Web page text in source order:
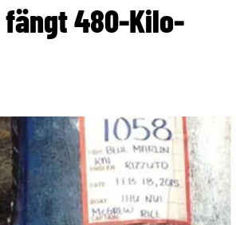
fängt 480-Kilo-